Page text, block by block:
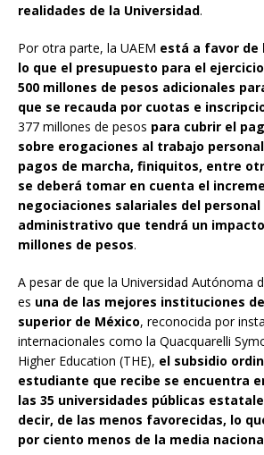
realidades de la Universidad.
Por otra parte, la UAEM está a favor de
lo que el presupuesto para el
500 millones de pesos adicionales
que se recauda por cuotas e
377 millones de pesos para cubrir el
sobre erogaciones al trabajo
pagos de marcha, finiquitos, entre
se deberá tomar en cuenta el
negociaciones salariales del
administrativo que tendrá un
millones de pesos.
A pesar de que la Universidad Autónoma
es una de las mejores instituciones
superior de México, reconocida por
internacionales como la Quacquarelli
Higher Education (THE), el subsidio
estudiante que recibe se encuentra
las 35 universidades públicas
decir, de las menos favorecidas, lo
por ciento menos de la media